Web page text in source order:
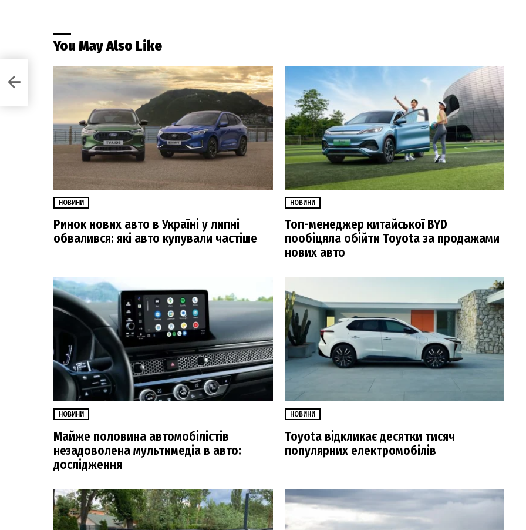
You May Also Like
НОВИНИ
Ринок нових авто в Україні у липні
обвалився: які авто купували частіше
НОВИНИ
Топ-менеджер китайської BYD
пообіцяла обійти Toyota за продажами
нових авто
НОВИНИ
Майже половина автомобілістів
незадоволена мультимедіа в авто:
дослідження
НОВИНИ
Toyota відкликає десятки тисяч
популярних електромобілів